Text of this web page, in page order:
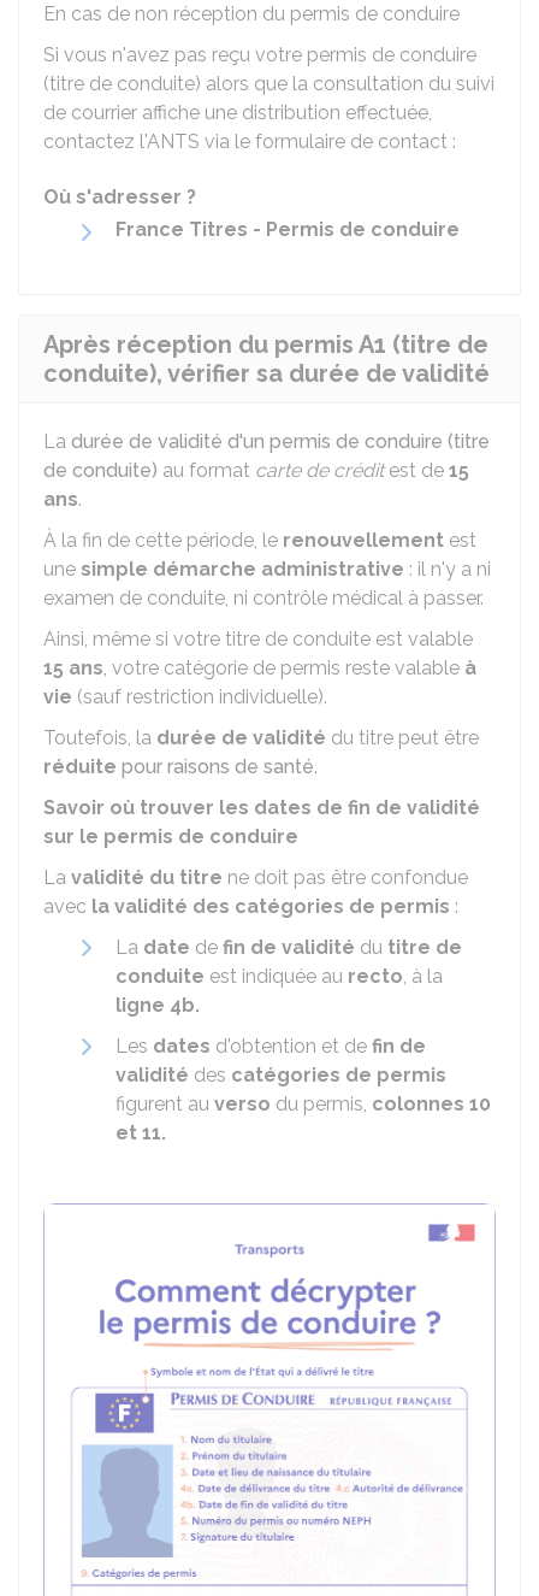
En cas de non réception du permis de conduire
Si vous n'avez pas reçu votre permis de conduire
(titre de conduite) alors que la consultation du suivi
de courrier affiche une distribution effectuée,
contactez l'ANTS via le formulaire de contact :
Où s'adresser ?
France Titres - Permis de conduire
Après réception du permis A1 (titre de
conduite), vérifier sa durée de validité
La durée de validité d'un permis de conduire (titre
de conduite) au format carte de créditest de 15
ans.
À la fin de cette période, le renouvellement est
une simple démarche administrative : il n'y a ni
examen de conduite, ni contrôle médical à passer.
Ainsi, même si votre titre de conduite est valable
15 ans, votre catégorie de permis reste valable à
vie (sauf restriction individuelle).
Toutefois, la durée de validité du titre peut être
réduite pour raisons de santé.
Savoir où trouver les dates de fin de validité
sur le permis de conduire
La validité du titre ne doit pas être confondue
avec la validité des catégories de permis :
La date de fin de validité du titre de
conduite est indiquée au recto, à la
ligne 4b.
Les dates d'obtention et de fin de
validité des catégories de permis
figurent au verso du permis, colonnes 10
et 11.